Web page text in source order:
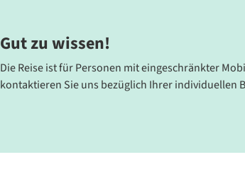
Gut zu wissen!
Die Reise ist für Personen mit eingeschränkter
kontaktieren Sie uns bezüglich Ihrer individuellen